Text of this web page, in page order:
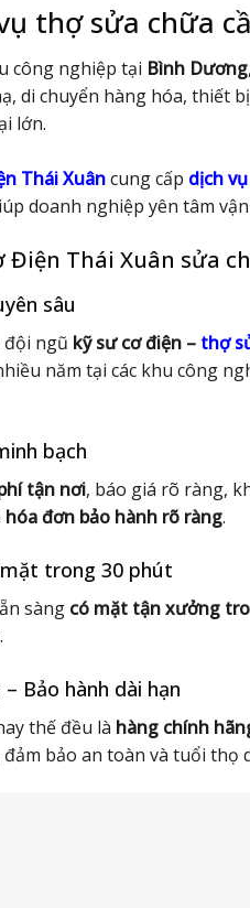
thợ sửa chữa
công nghiệp tại Bình Dương,
di chuyển hàng hóa, thiết
lớn.
Thái Xuâncung cấp dịch
doanh nghiệp yên tâm
Điện Thái Xuân sửa
sâu
đội ngũ kỹ sư cơ điện – thợ
năm tại các khu công
bạch
tận nơi, báo giá rõ ràng,
hóa đơn bảo hành rõ ràng.
trong 30 phút
sàng có mặt tận xưởng
Bảo hành dài hạn
thế đều là hàng chính
bảo an toàn và tuổi thọ